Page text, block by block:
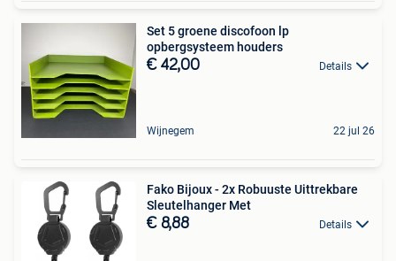
Set 5 groene discofoon lp
opbergsysteem houders
€ 42,00 Details
Wijnegem 22 jul 26
Fako Bijoux - 2x Robuuste Uittrekbare
Sleutelhanger Met
€ 8,88 Details